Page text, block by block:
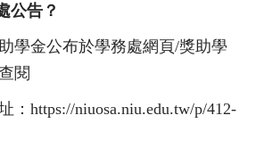
公告？
學金公布於學務處網頁/獎助學
閱
： https://niuosa.niu.edu.tw/p/412-